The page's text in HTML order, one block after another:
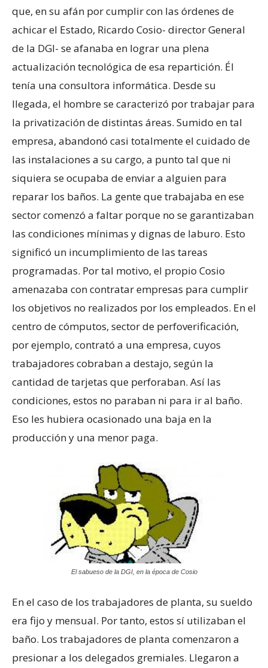
que, en su afán por cumplir con las órdenes de
achicar el Estado, Ricardo Cosio- director General
de la DGI- se afanaba en lograr una plena
actualización tecnológica de esa repartición. Él
tenía una consultora informática. Desde su
llegada, el hombre se caracterizó por trabajar para
la privatización de distintas áreas. Sumido en tal
empresa, abandonó casi totalmente el cuidado de
las instalaciones a su cargo, a punto tal que ni
siquiera se ocupaba de enviar a alguien para
reparar los baños. La gente que trabajaba en ese
sector comenzó a faltar porque no se garantizaban
las condiciones mínimas y dignas de laburo. Esto
significó un incumplimiento de las tareas
programadas. Por tal motivo, el propio Cosio
amenazaba con contratar empresas para cumplir
los objetivos no realizados por los empleados. En el
centro de cómputos, sector de perfoverificación,
por ejemplo, contrató a una empresa, cuyos
trabajadores cobraban a destajo, según la
cantidad de tarjetas que perforaban. Así las
condiciones, estos no paraban ni para ir al baño.
Eso les hubiera ocasionado una baja en la
producción y una menor paga.
El sabueso de la DGI, en la época de Cosio
En el caso de los trabajadores de planta, su sueldo
era fijo y mensual. Por tanto, estos sí utilizaban el
baño. Los trabajadores de planta comenzaron a
presionar a los delegados gremiales. Llegaron a